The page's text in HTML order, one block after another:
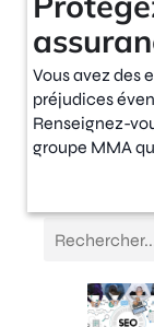
Vous avez des
préjudices
Renseignez-
groupe MMA